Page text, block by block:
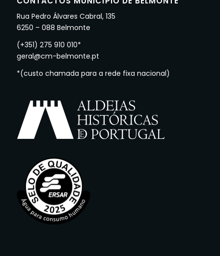
Rua Pedro Álvares Cabral, 135
6250 – 088 Belmonte
(+351) 275 910 010*
geral@cm-belmonte.pt
*(custo chamada para a rede fixa nacional)